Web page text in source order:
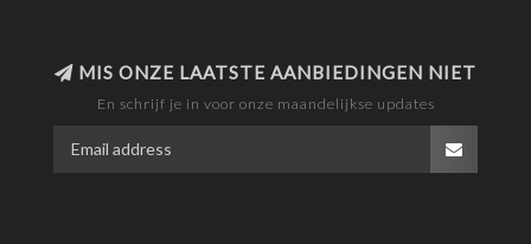
MIS ONZE LAATSTE AANBIEDINGEN NIET
En schrijf je in voor onze maandelijkse updates